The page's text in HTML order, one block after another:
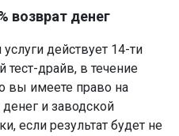
возврат денег
действует 14-ти
тест-драйв, в течение
вы имеете право на
денег и заводской
если результат будет не